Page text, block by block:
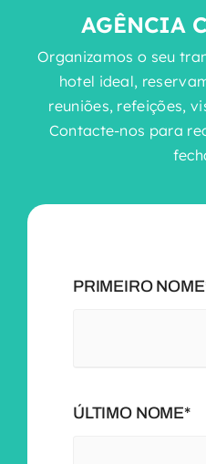
AGÊNCIA
Organizamos o seu
hotel ideal,
reuniões, refeições,
Contacte-nos para
PRIMEIRO
ÚLTIMO NOME*